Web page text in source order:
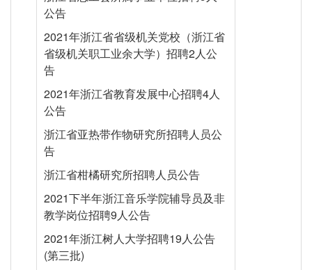
公告
2021年浙江省省级机关党校（浙江省
省级机关职工业余大学）招聘2人公
告
2021年浙江省教育发展中心招聘4人
公告
浙江省亚热带作物研究所招聘人员公
告
浙江省柑橘研究所招聘人员公告
2021下半年浙江音乐学院辅导员及非
教学岗位招聘9人公告
2021年浙江树人大学招聘19人公告
(第三批)